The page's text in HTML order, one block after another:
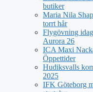
butiker
Maria Nila
torrt hår
Flygövning
Aurora 26
ICA Maxi
Öppettider
Hudiksvalls
2025
IFK Göteborg